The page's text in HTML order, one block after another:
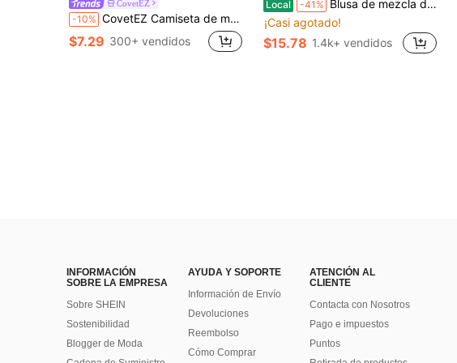
CovetEZ
-10% CovetEZ Camiseta de manga corta casual minimalista sexy con estampado de leopardo gris, adecuada para primavera y verano, el estampado de leopardo te hace lucir talla grande clara
$7.29 300+ vendidos
Local -41% Blusa de mezcla de lino con bordado de ojal y flecos, blusa casual de cuello en V de manga corta para mujer
¡Casi agotado!
$15.78 1.4k+ vendidos
INFORMACIÓN
SOBRE LA EMPRESA
Sobre SHEIN
Sostenibilidad
Blogger de Moda
AYUDA Y SOPORTE
Información de Envío
Devoluciones
Reembolso
Cómo Comprar
ATENCIÓN AL
CLIENTE
Contacta con Nosotros
Pago e impuestos
Puntos